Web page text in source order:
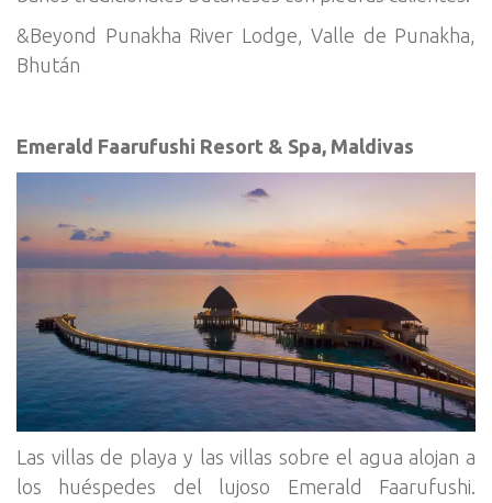
&Beyond Punakha River Lodge, Valle de Punakha,
Bhután
Emerald Faarufushi Resort & Spa, Maldivas
Las villas de playa y las villas sobre el agua alojan a
los huéspedes del lujoso Emerald Faarufushi.